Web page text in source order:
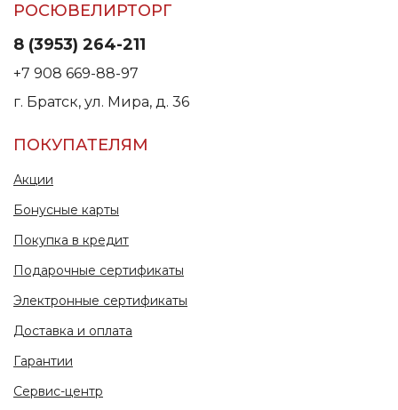
РОСЮВЕЛИРТОРГ
8 (3953) 264-211
+7 908 669-88-97
г. Братск, ул. Мира, д. 36
ПОКУПАТЕЛЯМ
Акции
Бонусные карты
Покупка в кредит
Подарочные сертификаты
Электронные сертификаты
Доставка и оплата
Гарантии
Сервис-центр